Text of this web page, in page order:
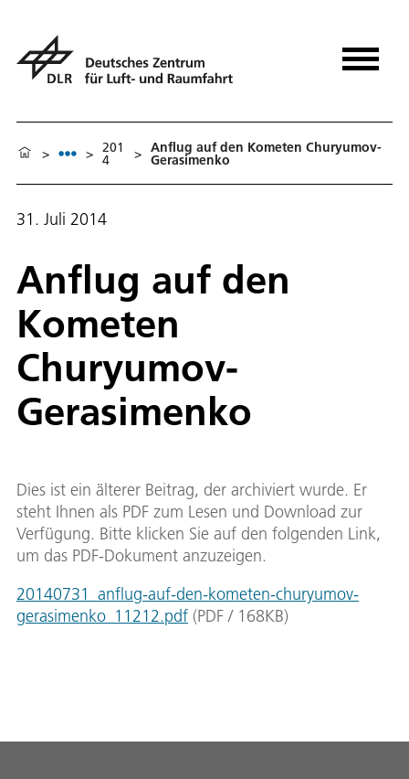
> > 201
4 > Anflug auf den Kometen Churyumov-
Gerasimenko
31. Juli 2014
Anflug auf den
Kometen
Churyumov-
Gerasimenko
Dies ist ein älterer Beitrag, der archiviert wurde. Er
steht Ihnen als PDF zum Lesen und Download zur
Verfügung. Bitte klicken Sie auf den folgenden Link,
um das PDF-Dokument anzuzeigen.
20140731_anflug-auf-den-kometen-churyumov-
gerasimenko_11212.pdf (PDF / 168KB)